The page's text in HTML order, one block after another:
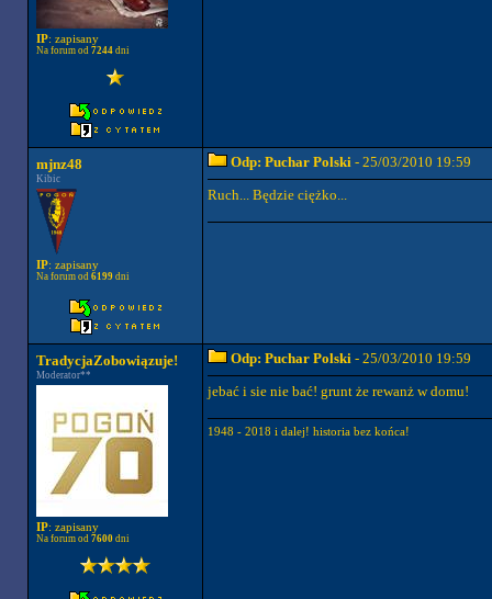
IP: zapisany
Na forum od 7244dni
mjnz48
Kibic
IP: zapisany
Na forum od 6199dni
Odp: Puchar Polski- 25/03/2010 19:59
Ruch... Będzie ciężko...
TradycjaZobowiązuje!
Moderator**
IP: zapisany
Na forum od 7600dni
Odp: Puchar Polski- 25/03/2010 19:59
jebać i sie nie bać! grunt że rewanż w domu!
1948 - 2018 i dalej! historia bez końca!